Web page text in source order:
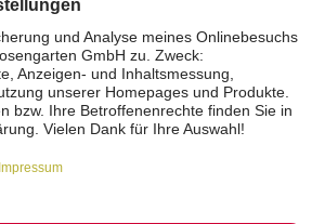
Stiftung
Zahlungsmittel
Vertrag widerrufen